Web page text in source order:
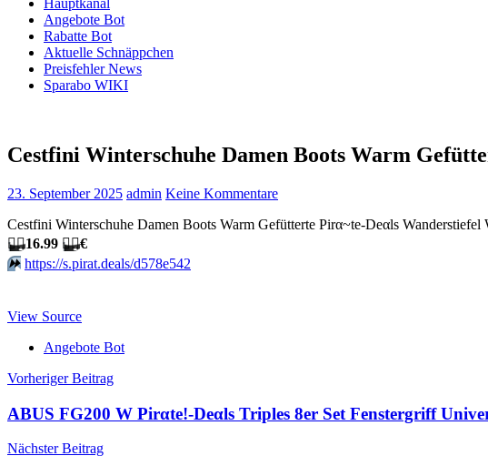
Hauptkanal
Angebote Bot
Rabatte Bot
Aktuelle Schnäppchen
Preisfehler News
Sparabo WIKI
Cestfini Winterschuhe Damen Boots Warm
23. September 2025 admin Keine Kommentare
Cestfini Winterschuhe Damen Boots Warm Gefütterte Pirα~tе-Dеαls
🏴‍☠️16.99 🏴‍☠️€
⏩️ https://s.pirat.deals/d578e542
View Source
Angebote Bot
Beitragsnavigation
Vorheriger Beitrag
ABUS FG200 W Pirαtе!-Dеαls Triples 8er Set Fenstergriff
Nächster Beitrag